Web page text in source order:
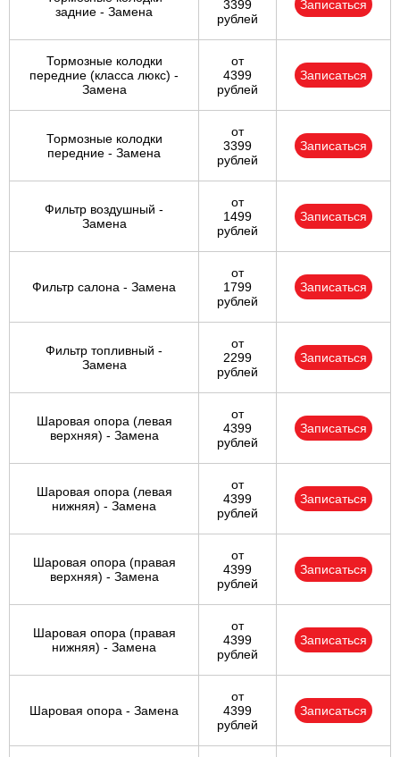
задние - Замена
3399
рублей
Записаться
Тормозные колодки
передние (класса люкс) -
Замена
от
4399
рублей
Записаться
Тормозные колодки
передние - Замена
от
3399
рублей
Записаться
Фильтр воздушный -
Замена
от
1499
рублей
Записаться
Фильтр салона - Замена
от
1799
рублей
Записаться
Фильтр топливный -
Замена
от
2299
рублей
Записаться
Шаровая опора (левая
верхняя) - Замена
от
4399
рублей
Записаться
Шаровая опора (левая
нижняя) - Замена
от
4399
рублей
Записаться
Шаровая опора (правая
верхняя) - Замена
от
4399
рублей
Записаться
Шаровая опора (правая
нижняя) - Замена
от
4399
рублей
Записаться
Шаровая опора - Замена
от
4399
рублей
Записаться